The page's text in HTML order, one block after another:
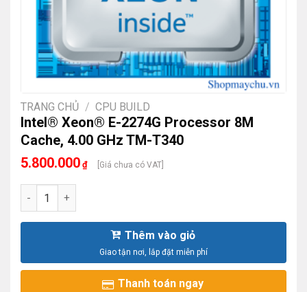
TRANG CHỦ / CPU BUILD
Intel® Xeon® E-2274G Processor 8M
Cache, 4.00 GHz TM-T340
5.800.000 ₫ [Giá chưa có VAT]
Intel® Xeon® E-2274G Processor 8M Cache, 4.00 GHz TM-
Thêm vào giỏ
Thanh toán ngay